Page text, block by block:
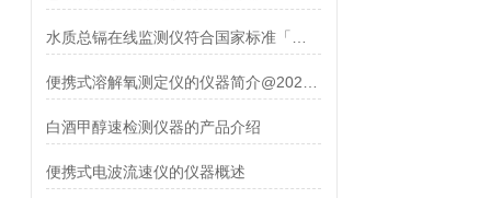
白酒甲醇速检测仪器的产品介绍
便携式电波流速仪的仪器概述